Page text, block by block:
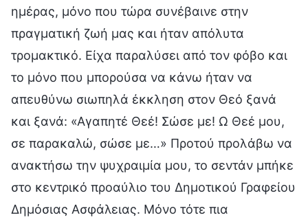
ημέρας, μόνο που τώρα συνέβαινε στην
πραγματική ζωή μας και ήταν απόλυτα
τρομακτικό. Είχα παραλύσει από τον φόβο και
το μόνο που μπορούσα να κάνω ήταν να
απευθύνω σιωπηλά έκκληση στον Θεό ξανά
και ξανά: «Αγαπητέ Θεέ! Σώσε με! Ω Θεέ μου,
σε παρακαλώ, σώσε με…» Προτού προλάβω να
ανακτήσω την ψυχραιμία μου, το σεντάν μπήκε
στο κεντρικό προαύλιο του Δημοτικού Γραφείου
Δημόσιας Ασφάλειας. Μόνο τότε πια